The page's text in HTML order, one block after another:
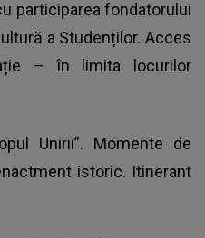
participarea fondatorului
a Studenților. Acces
– în limita locurilor
Unirii”. Momente de
istoric. Itinerant